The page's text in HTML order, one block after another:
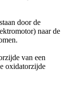
door de
naar de
van een
oxidatorzijde